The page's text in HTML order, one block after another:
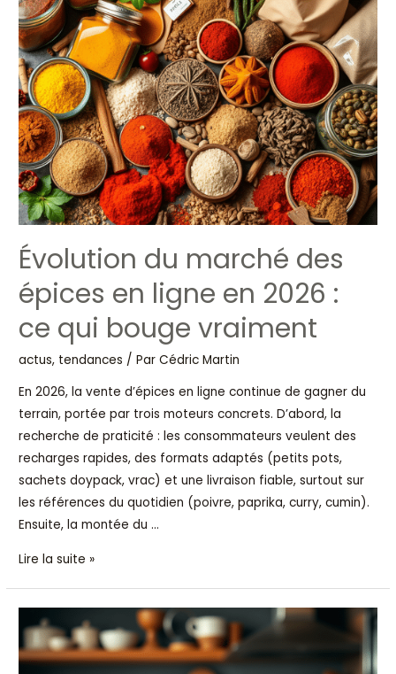
Évolution du marché des
épices en ligne en 2026 :
ce qui bouge vraiment
actus, tendances / ParCédric Martin
En 2026, la vente d’épices en ligne continue de gagner du
terrain, portée par trois moteurs concrets. D’abord, la
recherche de praticité : les consommateurs veulent des
recharges rapides, des formats adaptés (petits pots,
sachets doypack, vrac) et une livraison fiable, surtout sur
les références du quotidien (poivre, paprika, curry, cumin).
Ensuite, la montée du …
marché
des
épices
en
ligne
en
2026
:
ce
qui
vraiment
Lire la suite »
Remplacer
épice